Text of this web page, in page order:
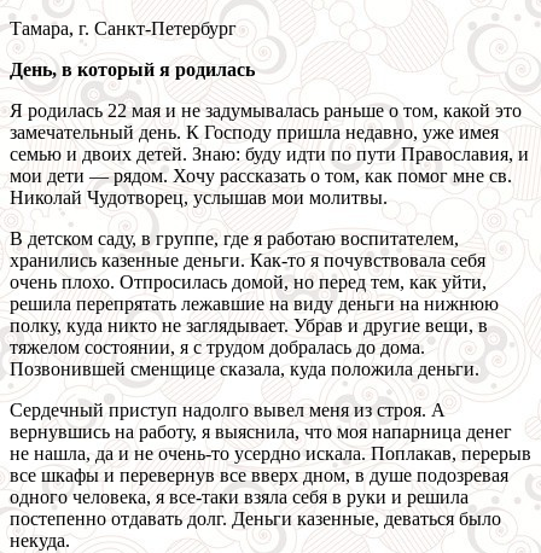
Тамара, г. Санкт-Петербург
День, в который я родилась
Я родилась 22 мая и не задумывалась раньше о том, какой это
замечательный день. К Господу пришла недавно, уже имея
семью и двоих детей. Знаю: буду идти по пути Православия, и
мои дети — рядом. Хочу рассказать о том, как помог мне св.
Николай Чудотворец, услышав мои молитвы.
В детском саду, в группе, где я работаю воспитателем,
хранились казенные деньги. Как-то я почувствовала себя
очень плохо. Отпросилась домой, но перед тем, как уйти,
решила перепрятать лежавшие на виду деньги на нижнюю
полку, куда никто не заглядывает. Убрав и другие вещи, в
тяжелом состоянии, я с трудом добралась до дома.
Позвонившей сменщице сказала, куда положила деньги.
Сердечный приступ надолго вывел меня из строя. А
вернувшись на работу, я выяснила, что моя напарница денег
не нашла, да и не очень-то усердно искала. Поплакав, перерыв
все шкафы и перевернув все вверх дном, в душе подозревая
одного человека, я все-таки взяла себя в руки и решила
постепенно отдавать долг. Деньги казенные, деваться было
некуда.